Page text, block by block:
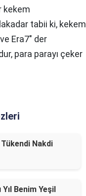
kekem
tabii ki, kekem
Era7" der
para parayı çeker
Nakdi
Benim Yeşil